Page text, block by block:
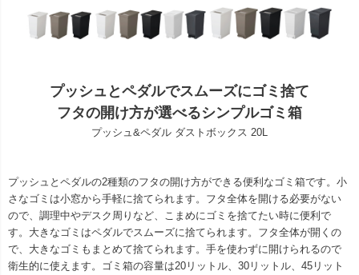
プッシュとペダルでスムーズにゴミ捨て
フタの開け方が選べるシンプルゴミ箱
プッシュ&ペダル ダストボックス 20L
プッシュとペダルの2種類のフタの開け方ができる便利なゴミ箱です。小
さなゴミは小窓から手軽に捨てられます。フタ全体を開ける必要がない
ので、調理中やデスク周りなど、こまめにゴミを捨てたい時に便利で
す。大きなゴミはペダルでスムーズに捨てられます。フタ全体が開くの
で、大きなゴミもまとめて捨てられます。手を使わずに開けられるので
衛生的に使えます。ゴミ箱の容量は20リットル、30リットル、45リット